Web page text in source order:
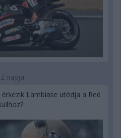
2 napja
Lambiase utódja a Red